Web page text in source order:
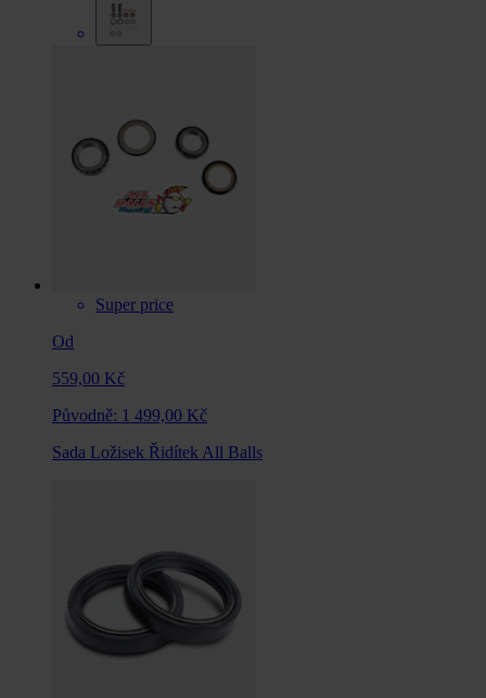
Super price
Od
559,00 Kč
Původně: 1 499,00 Kč
Sada Ložisek Řidítek All Balls